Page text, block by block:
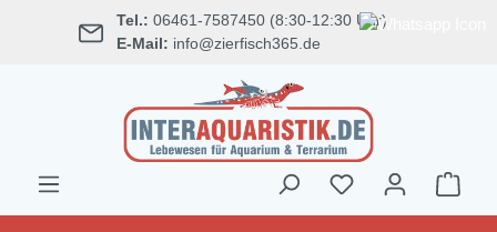
springen Tel.: 06461-7587450 (8:30-12:30 Uhr)
E-Mail: info@zierfisch365.de